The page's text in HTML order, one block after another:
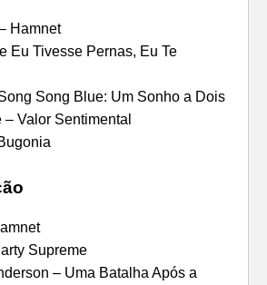
Hamnet
Eu Tivesse Pernas, Eu Te
Song Blue: Um Sonho a Dois
Valor Sentimental
Supreme
– Uma Batalha Após a